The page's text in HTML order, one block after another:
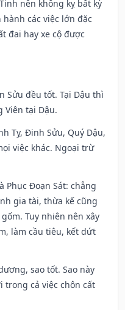
nên không kỵ bất kỳ
hành các việc lớn đặc
đai hay xe cộ được
Sửu đều tốt. Tại Dậu thì
Viên tại Dậu.
Tỵ, Đinh Sửu, Quý Dậu,
việc khác. Ngoại trừ
Phục Đoạn Sát: chẳng
gia tài, thừa kế cũng
Tuy nhiên nên xây
làm cầu tiêu, kết dứt
sao tốt. Sao này
trong cả việc chôn cất